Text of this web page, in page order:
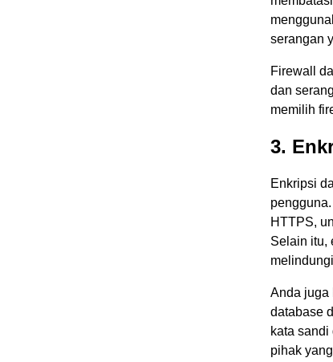
serangan
Firewall
dan
memilih
3.
Enkripsi
HTTPS,
Selain itu,
Anda juga
database
kata
pihak